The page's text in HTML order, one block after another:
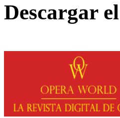
Descargar